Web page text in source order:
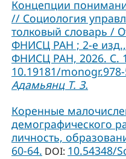
Концепции
// Социология
толковый словарь /
ФНИСЦ РАН ; 2-е
ФНИСЦ РАН, 2026. С.
10.19181/
Адамьянц Т. З.
Коренные
демографического
личность,
60-64. DOI: 10.54348/